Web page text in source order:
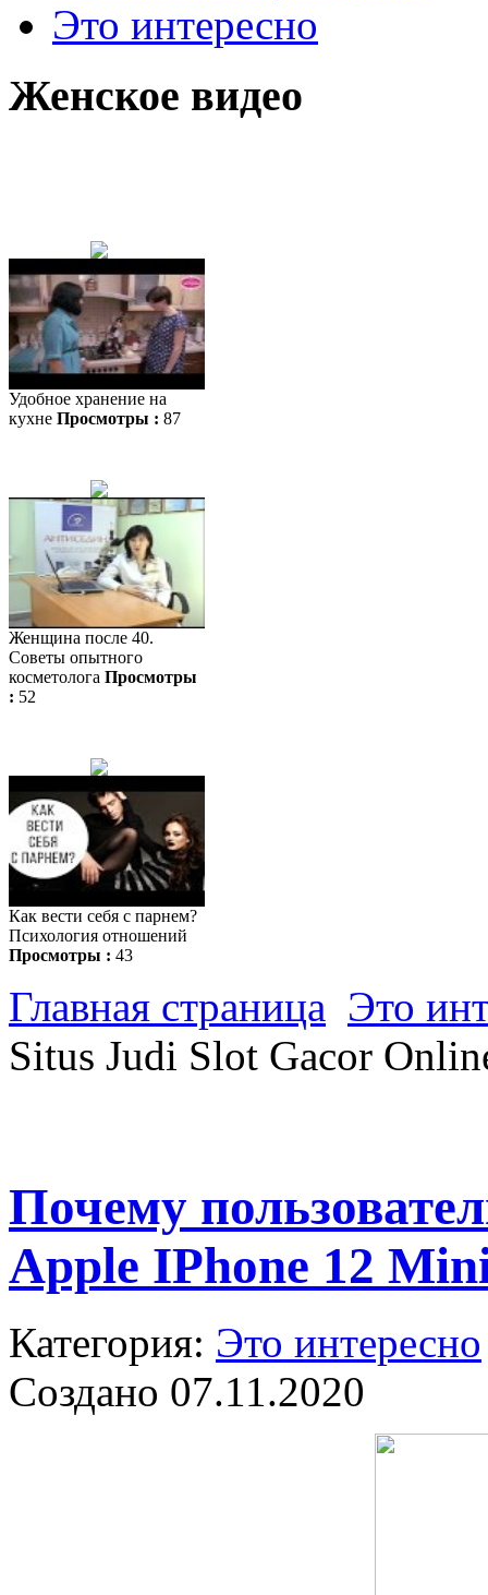
Это интересно
Женское видео
Удобное хранение на
кухне Просмотры : 87
Женщина после 40.
Советы опытного
косметолога Просмотры
: 52
Как вести себя с парнем?
Психология отношений
Просмотры : 43
Главная страница Это
Situs Judi Slot Gacor
Почему
Apple IPhone 12
Категория: Это интересно
Создано 07.11.2020